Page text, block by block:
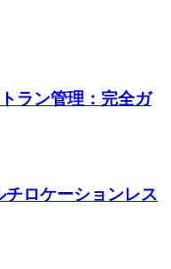
ラン管理：完全ガ
ロケーションレス